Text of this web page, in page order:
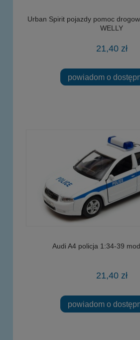
Urban Spirit pojazdy pomoc
WELLY
21,40 zł
powiadom o
Audi A4 policja 1:34-39
21,40 zł
powiadom o